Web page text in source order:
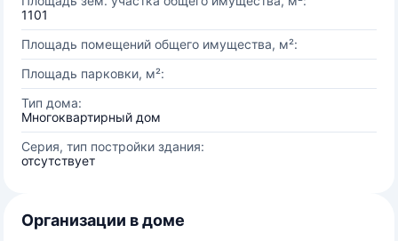
1101
Площадь помещений общего имущества, м²:
Площадь парковки, м²:
Тип дома:
Многоквартирный дом
Серия, тип постройки здания:
отсутствует
Организации в доме